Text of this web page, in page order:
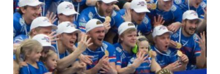
n
g
e
n